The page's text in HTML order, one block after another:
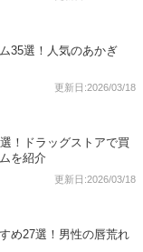
35選！人気のあかぎ
更新日:2026/03/18
！ドラッグストアで買
を紹介
更新日:2026/03/18
め27選！男性の唇荒れ